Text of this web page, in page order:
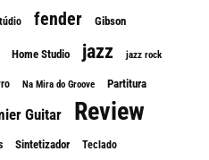
fender Gibson
Home Studio jazz jazz rock
Na Mira do Groove Partitura
Guitar Review
Sintetizador Teclado